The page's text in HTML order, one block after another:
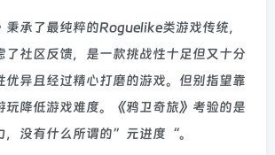
秉承了最纯粹的Roguelike类游戏传统，
了社区反馈，是一款挑战性十足但又十分
优异且经过精心打磨的游戏。但别指望靠
玩降低游戏难度。《鸦卫奇旅》考验的是
，没有什么所谓的”元进度“。